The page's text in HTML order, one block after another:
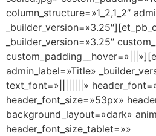
column_structure=»1_2,1_2″
_builder_version=»3.25″
admin_label=»Title»
text_font=»||||||||»
header_font_size=»53px»
background_layout=»dark»
header_font_size_tablet=»»